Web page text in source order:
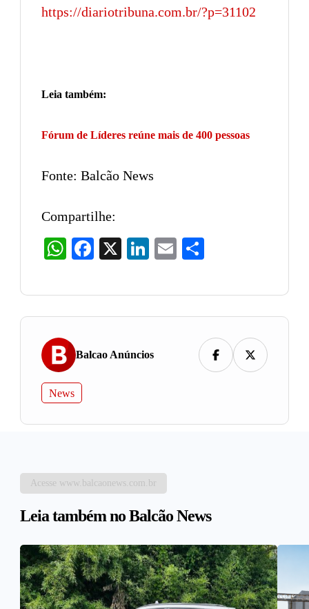
https://diariotribuna.com.br/?p=31102
Leia também:
Fórum de Líderes reúne mais de 400 pessoas
Fonte: Balcão News
Compartilhe:
WhatsAppFacebook LinkedIn
Email
Balcao Anúncios
News
Acesse www.balcaonews.com.br
Leia também no Balcão News